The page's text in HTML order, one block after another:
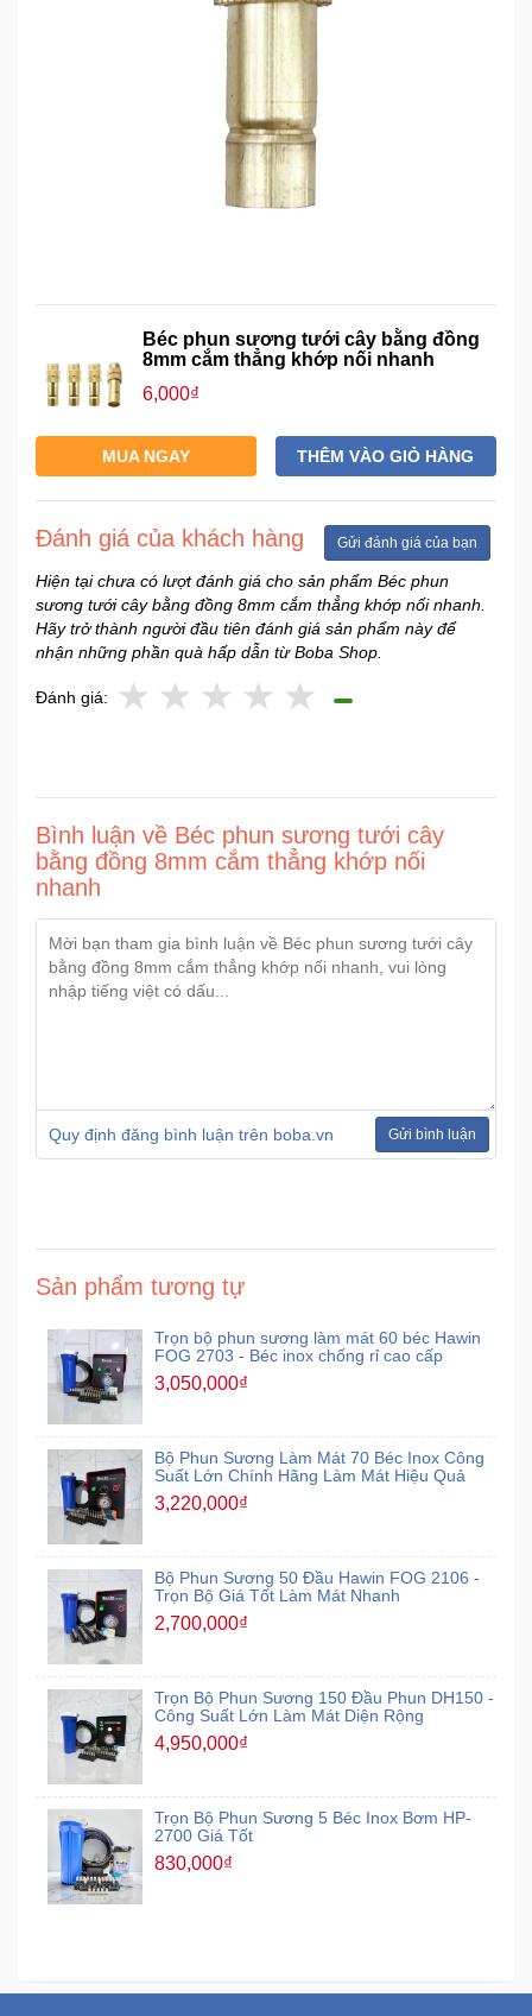
Béc phun sương tưới cây bằng đồng
8mm cắm thẳng khớp nối nhanh
6,000₫
MUA NGAY THÊM VÀO GIỎ HÀNG
Đánh giá của khách hàng Gửi đánh giá của bạn
Hiện tại chưa có lượt đánh giá cho sản phẩm Béc phun
sương tưới cây bằng đồng 8mm cắm thẳng khớp nối nhanh.
Hãy trở thành người đầu tiên đánh giá sản phẩm này để
nhận những phần quà hấp dẫn từ Boba Shop.
Đánh giá:
Bình luận về Béc phun sương tưới cây
bằng đồng 8mm cắm thẳng khớp nối
nhanh
Quy định đăng bình luận trên boba.vn Gửi bình luận
Sản phẩm tương tự
Trọn bộ phun sương làm mát 60 béc Hawin
FOG 2703 - Béc inox chống rỉ cao cấp
3,050,000₫
Bộ Phun Sương Làm Mát 70 Béc Inox Công
Suất Lớn Chính Hãng Làm Mát Hiệu Quả
3,220,000₫
Bộ Phun Sương 50 Đầu Hawin FOG 2106 -
Trọn Bộ Giá Tốt Làm Mát Nhanh
2,700,000₫
Trọn Bộ Phun Sương 150 Đầu Phun DH150 -
Công Suất Lớn Làm Mát Diện Rộng
4,950,000₫
Trọn Bộ Phun Sương 5 Béc Inox Bơm HP-
2700 Giá Tốt
830,000₫